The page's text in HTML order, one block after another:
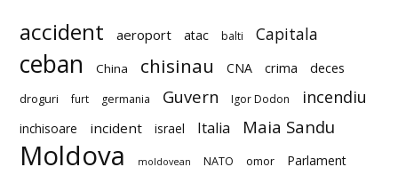
accident aeroport atac balti Capitala
ceban China chisinau CNA crima deces
droguri furt germania Guvern Igor Dodon incendiu
inchisoare incident israel Italia Maia Sandu
Moldova moldovean NATO omor Parlament